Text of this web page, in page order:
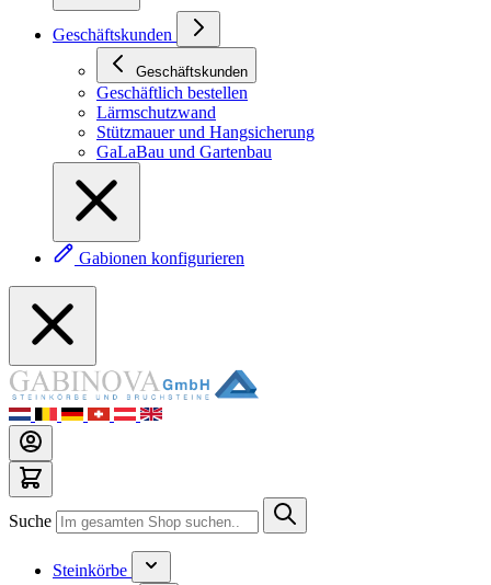
Geschäftskunden
Geschäftskunden
Geschäftlich bestellen
Lärmschutzwand
Stützmauer und Hangsicherung
GaLaBau und Gartenbau
Gabionen konfigurieren
Suche
Steinkörbe